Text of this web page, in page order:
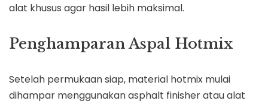
alat khusus agar hasil lebih maksimal.
Penghamparan Aspal Hotmix
Setelah permukaan siap, material hotmix mulai
dihampar menggunakan asphalt finisher atau alat